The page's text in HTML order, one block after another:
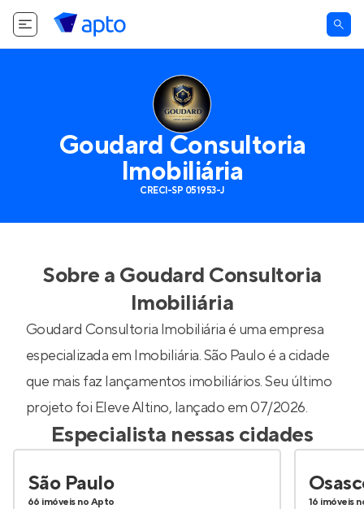
Goudard Consultoria
Imobiliária
CRECI-SP 051953-J
Sobre a Goudard Consultoria
Imobiliária
Goudard Consultoria Imobiliária é uma empresa
especializada em Imobiliária. São Paulo é a cidade
que mais faz lançamentos imobiliários. Seu último
projeto foi Eleve Altino, lançado em 07/2026.
Especialista nessas cidades
São Paulo
66 imóveis no Apto 16 imóveis